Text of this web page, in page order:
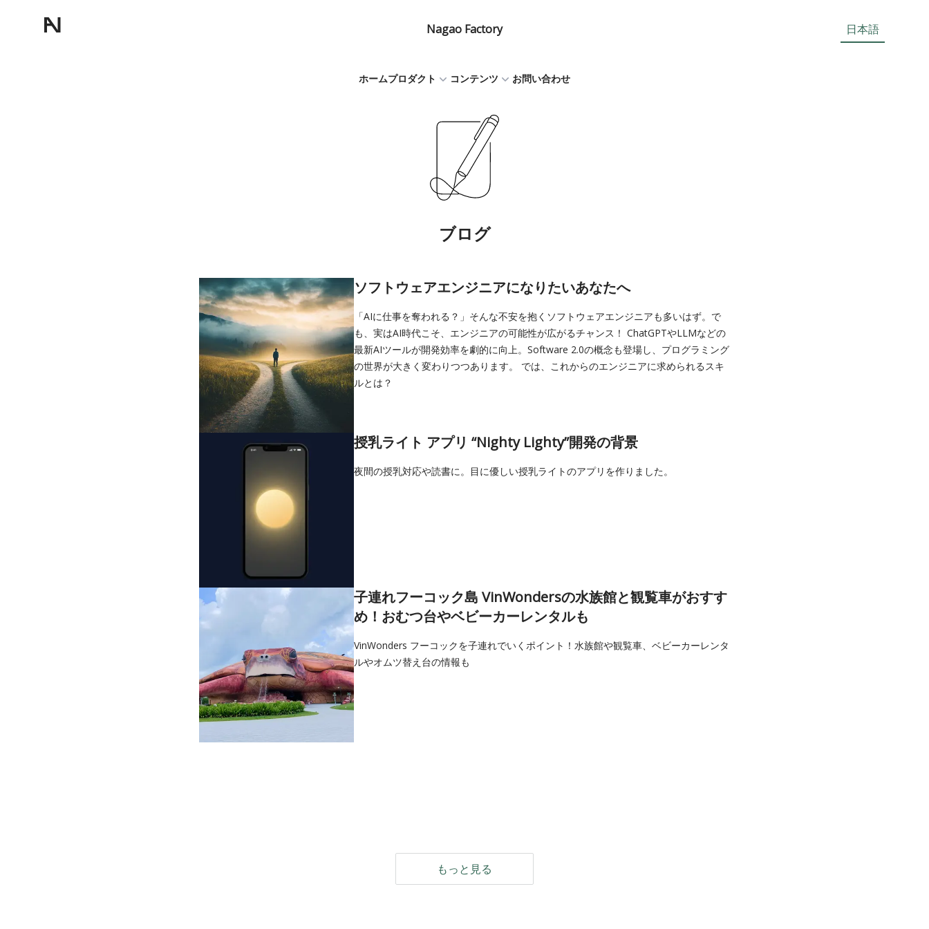
Nagao Factory Nagao Factory
ホームプロダクト コンテンツ お問い合わせ
日本語
ブログ
ソフトウェアエンジニアになりたいあなたへ
「AIに仕事を奪われる？」そんな不安を抱くソフトウェアエンジニアも多いはず。で
も、実はAI時代こそ、エンジニアの可能性が広がるチャンス！ ChatGPTやLLMなどの
最新AIツールが開発効率を劇的に向上。Software 2.0の概念も登場し、プログラミング
の世界が大きく変わりつつあります。 では、これからのエンジニアに求められるスキ
ルとは？
授乳ライト アプリ “Nighty Lighty”開発の背景
夜間の授乳対応や読書に。目に優しい授乳ライトのアプリを作りました。
子連れフーコック島 VinWondersの水族館と観覧車がおすす
め！おむつ台やベビーカーレンタルも
VinWonders フーコックを子連れでいくポイント！水族館や観覧車、ベビーカーレンタ
ルやオムツ替え台の情報も
もっと見る